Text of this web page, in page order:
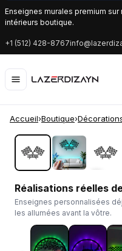
Enseignes murales premium
intérieurs boutique.
+1 (512) 428-8767
Accueil›Boutique›
‹
Réalisations réelles
Enseignes personnalisées
les allumées avant la vôtre.